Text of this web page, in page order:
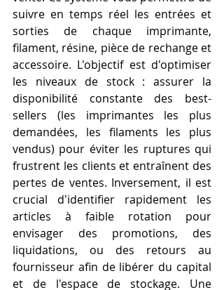
suivre en temps réel les entrées et
sorties de chaque imprimante,
filament, résine, pièce de rechange et
accessoire. L'objectif est d'optimiser
les niveaux de stock : assurer la
disponibilité constante des best-
sellers (les imprimantes les plus
demandées, les filaments les plus
vendus) pour éviter les ruptures qui
frustrent les clients et entraînent des
pertes de ventes. Inversement, il est
crucial d'identifier rapidement les
articles à faible rotation pour
envisager des promotions, des
liquidations, ou des retours au
fournisseur afin de libérer du capital
et de l'espace de stockage. Une